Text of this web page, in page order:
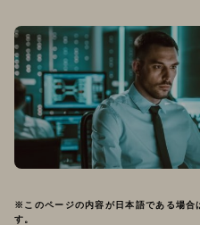
※このページの内容が日本語である場合
す。